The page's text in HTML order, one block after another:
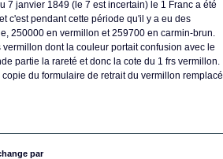
7 janvier 1849 (le 7 est incertain) le 1 Franc a été
c'est pendant cette période qu'il y a eu des
250000 en vermillon et 259700 en carmin-brun.
dont la couleur portait confusion avec le
partie la rareté et donc la cote du 1 frs vermillon.
du formulaire de retrait du vermillon remplacé
par